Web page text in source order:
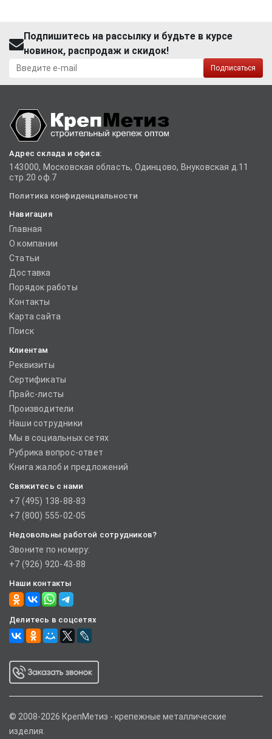
Подпишитесь на рассылку и будьте в курсе
новинок, распродаж и скидок!
Подписаться
Адрес склада и офиса:
143000, Московская область, Одинцово, Внуковская д.11
стр.20 оф.7
Политика конфиденциальности
Навигация
Главная
О компании
Статьи
Доставка
Порядок работы
Контакты
Карта сайта
Поиск
Клиентам
Реквизиты
Сертификаты
Прайс-листы
Производители
Наши сотрудники
Мы в социальных сетях
Рубрика вопрос-ответ
Книга жалоб и предложений
Свяжитесь с нами
+7 (495) 138-88-83
+7 (800) 555-02-05
Недовольны работой сотрудников?
Звоните по номеру:
+7 (926) 920-43-88
Наши контакты
Делитесь в соцсетях
© 2008-2026 КрепМетиз - крепежные металлические
изделия.